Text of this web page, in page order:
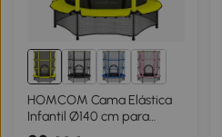
HOMCOM Cama Elástica
Infantil Ø140 cm para
Crianças dos 3-10 Anos